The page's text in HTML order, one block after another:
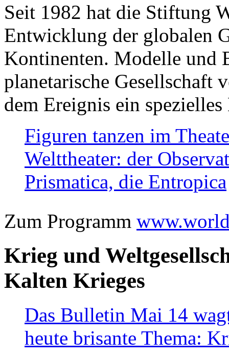
Seit 1982 hat die Stiftung
Entwicklung der globalen
Kontinenten. Modelle und
planetarische Gesellschaft
dem Ereignis ein
Figuren tanzen im
Welttheater: der
Prismatica, die Entropica
Zum Programm
Krieg und
Kalten Krieges
Das Bulletin Mai 14
heute brisante Thema: